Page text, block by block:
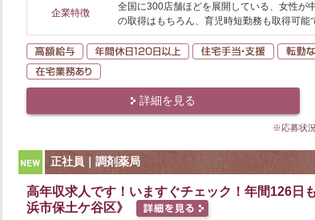
企業特徴
全国に300店舗ほどを展開している、女性が
の取得はもちろん、育児時短勤務も取得可能
高額給与 年間休日120日以上 住宅手当
詳細を見る
※応募状
NEW
正社員｜調剤薬局
高年収求人です！いますぐチェック！年間126日
浜市保土ケ谷区》